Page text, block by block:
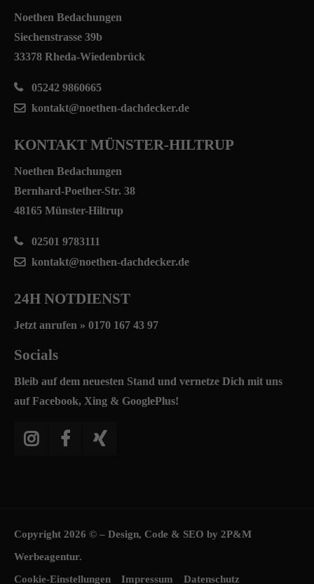
Noethen Bedachungen
Siechenstrasse 39b
33378 Rheda-Wiedenbrück
05242 9860665
kontakt@noethen-dachdecker.de
KONTAKT MÜNSTER-HILTRUP
Noethen Bedachungen
Bernhard-Poether-Str. 38
48165 Münster-Hiltrup
02501 9783111
kontakt@noethen-dachdecker.de
24H NOTDIENST
Jetzt anrufen » 0170 167 43 97
Socials
Bleib auf dem neuesten Stand und vernetze Dich mit uns
auf Facebook, Xing & GooglePlus!
Copyright 2026 © – Design, Code & SEO by 2P&M
Werbeagentur.
Cookie-Einstellungen
Impressum Datenschutz